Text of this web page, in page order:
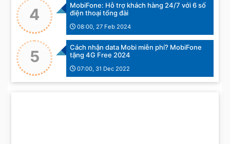
4
MobiFone: Hỗ trợ khách hàng 24/7 với 6 số
điện thoại tổng đài
08:00, 27 Feb 2024
5
Cách nhận data Mobi miễn phí? MobiFone
tặng 4G Free 2024
07:00, 31 Dec 2022